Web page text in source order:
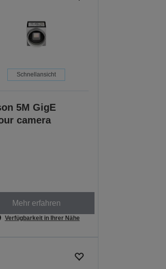
Schnellansicht
5M GigE
camera
Mehr erfahren
Verfügbarkeit in Ihrer Nähe